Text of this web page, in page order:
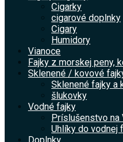
Cigarky
cigarové doplnky
Cigary
Humidory
Vianoce
Fajky z morskej peny,
Sklenené / kovové
Sklenené fajky a
šlukovky
Vodné fajky
Príslušenstvo na
Uhlíky do vodnej